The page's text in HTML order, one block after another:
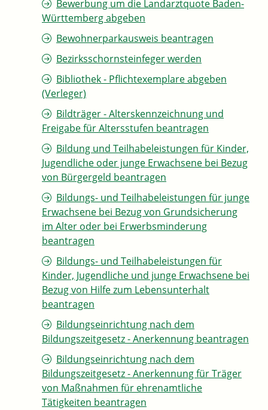
Bewerbung um die Landarztquote Baden-
Württemberg abgeben
Bewohnerparkausweis beantragen
Bezirksschornsteinfeger werden
Bibliothek - Pflichtexemplare abgeben
(Verleger)
Bildträger - Alterskennzeichnung und
Freigabe für Altersstufen beantragen
Bildung und Teilhabeleistungen für Kinder,
Jugendliche oder junge Erwachsene bei Bezug
von Bürgergeld beantragen
Bildungs- und Teilhabeleistungen für junge
Erwachsene bei Bezug von Grundsicherung
im Alter oder bei Erwerbsminderung
beantragen
Bildungs- und Teilhabeleistungen für
Kinder, Jugendliche und junge Erwachsene bei
Bezug von Hilfe zum Lebensunterhalt
beantragen
Bildungseinrichtung nach dem
Bildungszeitgesetz - Anerkennung beantragen
Bildungseinrichtung nach dem
Bildungszeitgesetz - Anerkennung für Träger
von Maßnahmen für ehrenamtliche
Tätigkeiten beantragen